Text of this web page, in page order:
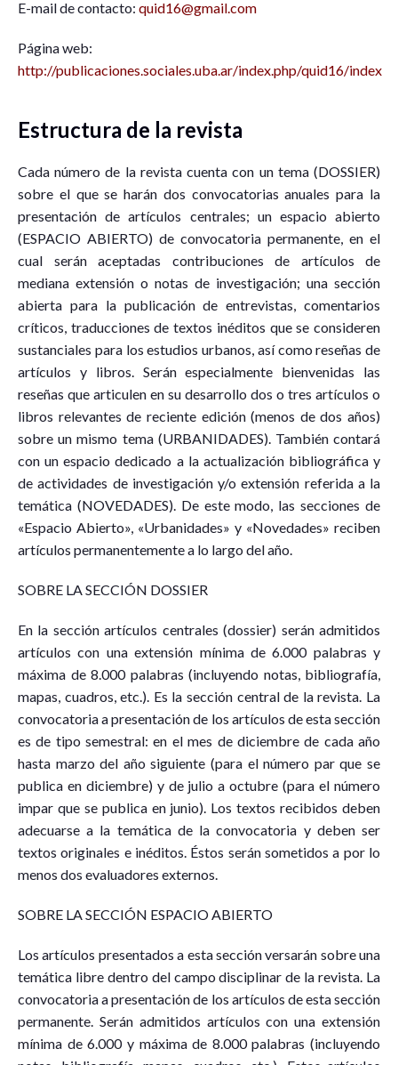
E-mail de contacto: quid16@gmail.com
Página web:
http://publicaciones.sociales.uba.ar/index.php/quid16/index
Estructura de la revista
Cada número de la revista cuenta con un tema (DOSSIER)
sobre el que se harán dos convocatorias anuales para la
presentación de artículos centrales; un espacio abierto
(ESPACIO ABIERTO) de convocatoria permanente, en el
cual serán aceptadas contribuciones de artículos de
mediana extensión o notas de investigación; una sección
abierta para la publicación de entrevistas, comentarios
críticos, traducciones de textos inéditos que se consideren
sustanciales para los estudios urbanos, así como reseñas de
artículos y libros. Serán especialmente bienvenidas las
reseñas que articulen en su desarrollo dos o tres artículos o
libros relevantes de reciente edición (menos de dos años)
sobre un mismo tema (URBANIDADES). También contará
con un espacio dedicado a la actualización bibliográfica y
de actividades de investigación y/o extensión referida a la
temática (NOVEDADES). De este modo, las secciones de
«Espacio Abierto», «Urbanidades» y «Novedades» reciben
artículos permanentemente a lo largo del año.
SOBRE LA SECCIÓN DOSSIER
En la sección artículos centrales (dossier) serán admitidos
artículos con una extensión mínima de 6.000 palabras y
máxima de 8.000 palabras (incluyendo notas, bibliografía,
mapas, cuadros, etc.). Es la sección central de la revista. La
convocatoria a presentación de los artículos de esta sección
es de tipo semestral: en el mes de diciembre de cada año
hasta marzo del año siguiente (para el número par que se
publica en diciembre) y de julio a octubre (para el número
impar que se publica en junio). Los textos recibidos deben
adecuarse a la temática de la convocatoria y deben ser
textos originales e inéditos. Éstos serán sometidos a por lo
menos dos evaluadores externos.
SOBRE LA SECCIÓN ESPACIO ABIERTO
Los artículos presentados a esta sección versarán sobre una
temática libre dentro del campo disciplinar de la revista. La
convocatoria a presentación de los artículos de esta sección
permanente. Serán admitidos artículos con una extensión
mínima de 6.000 y máxima de 8.000 palabras (incluyendo